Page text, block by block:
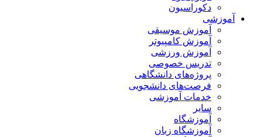
دکوراسیون
آموزشی
آموزش موسیقی
آموزش کامپیوتر
آموزش ورزشی
تدریس خصوصی
پروژه‌های دانشگاهی
فرصت‌های دانشجویی
خدمات آموزشی
سایر
آموزشگاه
آموزشگاه زبان